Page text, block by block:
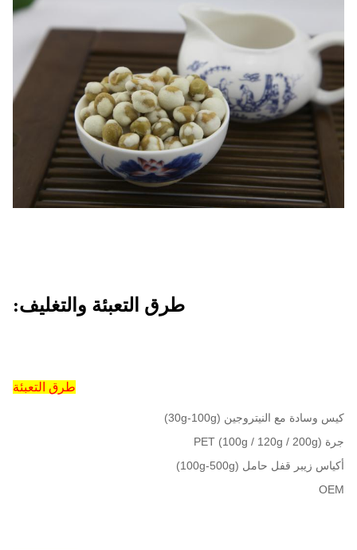
الإجمالي:
(M³):
0.03 = 0.38 * 0.28 * 0.28m
الكمية: 20
'/ 40' /
40HQ
980/2020 / 2310ctns
OEM: متاح.
مستندات:
1. شهادة المنشأ.
طرق التعبئة والتغليف:
طرق التعبئة
كيس وسادة مع النيتروجين (30g-100g)
جرة PET (100g / 120g / 200g)
أكياس زيبر قفل حامل (100g-500g)
OEM